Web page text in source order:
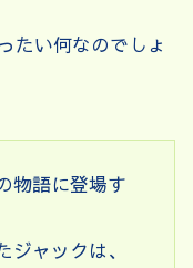
たい何なのでしょ
物語に登場す
ャックは、